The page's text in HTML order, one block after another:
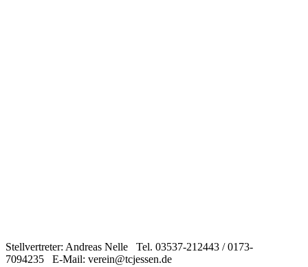
Stellvertreter: Andreas Nelle Tel. 03537-212443 / 0173-
7094235 E-Mail: verein@tcjessen.de